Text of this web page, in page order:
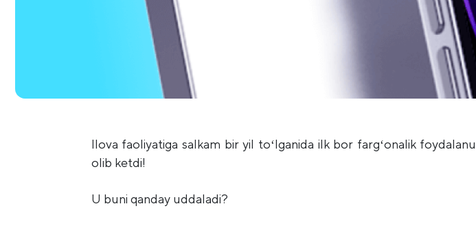
Ilova faoliyatiga salkam bir yil toʻlganida ilk bor fargʻonalik
olib ketdi!
U buni qanday uddaladi?